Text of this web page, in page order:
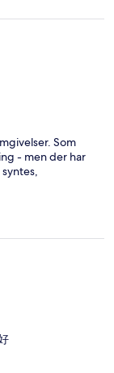
Som
- men der har